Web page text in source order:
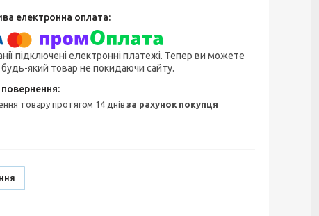
підключені електронні платежі. Тепер ви можете
який товар не покидаючи сайту.
товару протягом 14 днівза рахунок покупця